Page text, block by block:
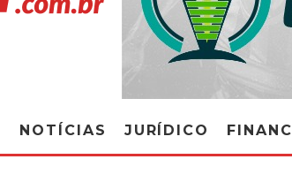
NOTÍCIAS JURÍDICO